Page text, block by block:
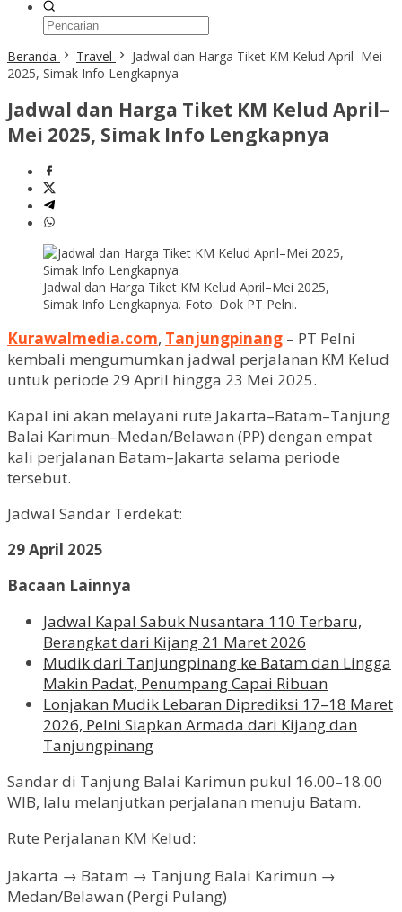
Beranda Travel
Jadwal dan Harga Tiket KM Kelud April–Mei
2025, Simak Info Lengkapnya
Jadwal dan Harga Tiket KM Kelud April–
Mei 2025, Simak Info Lengkapnya
Jadwal dan Harga Tiket KM Kelud April–Mei 2025,
Simak Info Lengkapnya. Foto: Dok PT Pelni.
Kurawalmedia.com, Tanjungpinang – PT Pelni
kembali mengumumkan jadwal perjalanan KM Kelud
untuk periode 29 April hingga 23 Mei 2025.
Kapal ini akan melayani rute Jakarta–Batam–Tanjung
Balai Karimun–Medan/Belawan (PP) dengan empat
kali perjalanan Batam–Jakarta selama periode
tersebut.
Jadwal Sandar Terdekat:
29 April 2025
Bacaan Lainnya
Jadwal Kapal Sabuk Nusantara 110 Terbaru,
Berangkat dari Kijang 21 Maret 2026
Mudik dari Tanjungpinang ke Batam dan Lingga
Makin Padat, Penumpang Capai Ribuan
Lonjakan Mudik Lebaran Diprediksi 17–18 Maret
2026, Pelni Siapkan Armada dari Kijang dan
Tanjungpinang
Sandar di Tanjung Balai Karimun pukul 16.00–18.00
WIB, lalu melanjutkan perjalanan menuju Batam.
Rute Perjalanan KM Kelud:
Jakarta → Batam → Tanjung Balai Karimun →
Medan/Belawan (Pergi Pulang)